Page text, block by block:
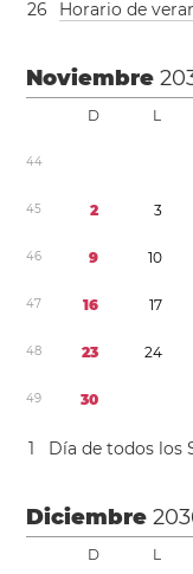
26 Horario de
Noviembre
D L
44
45 2 3
46 9 10
47 16 17
48 23 24
49 30
1 Día de todos los
Diciembre
D L